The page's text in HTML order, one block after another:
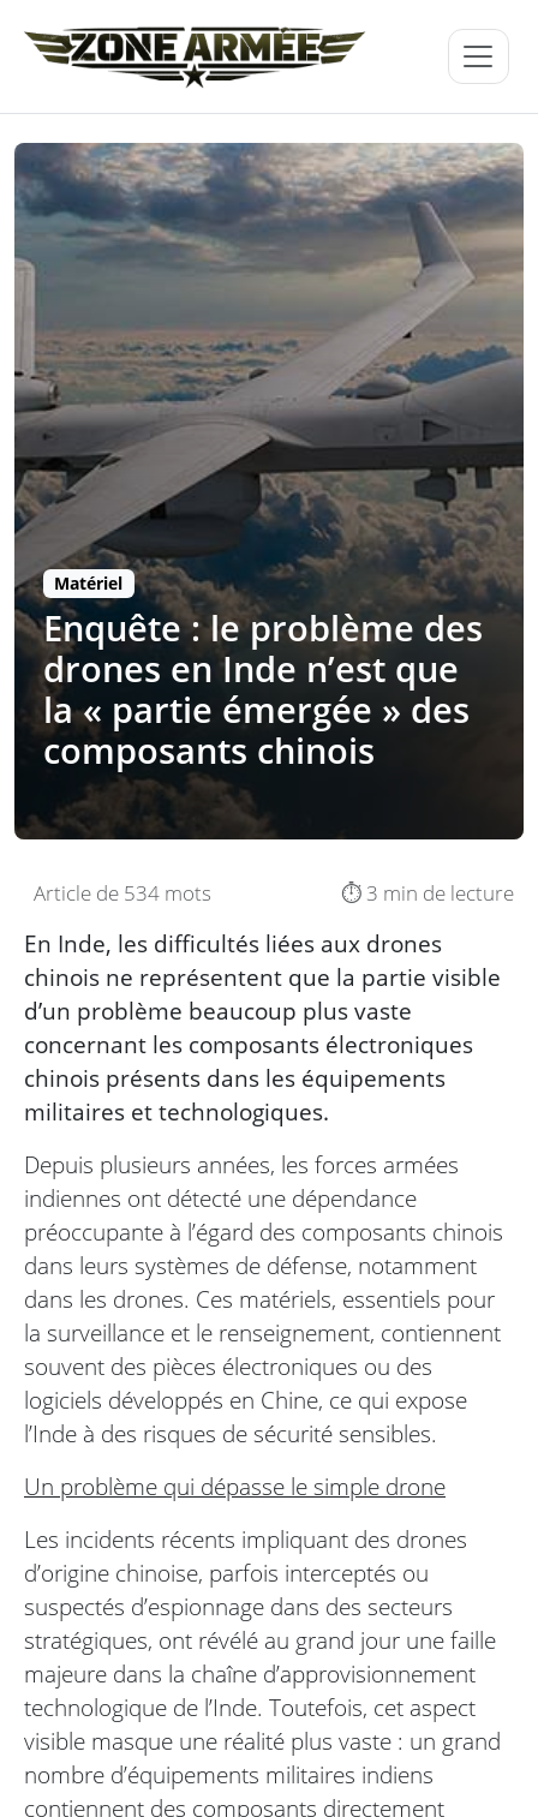
Matériel
Enquête : le problème des
drones en Inde n’est que
la « partie émergée » des
composants chinois
Article de 534 mots ⏱️ 3 min de lecture
En Inde, les difficultés liées aux drones
chinois ne représentent que la partie visible
d’un problème beaucoup plus vaste
concernant les composants électroniques
chinois présents dans les équipements
militaires et technologiques.
Depuis plusieurs années, les forces armées
indiennes ont détecté une dépendance
préoccupante à l’égard des composants chinois
dans leurs systèmes de défense, notamment
dans les drones. Ces matériels, essentiels pour
la surveillance et le renseignement, contiennent
souvent des pièces électroniques ou des
logiciels développés en Chine, ce qui expose
l’Inde à des risques de sécurité sensibles.
Un problème qui dépasse le simple drone
Les incidents récents impliquant des drones
d’origine chinoise, parfois interceptés ou
suspectés d’espionnage dans des secteurs
stratégiques, ont révélé au grand jour une faille
majeure dans la chaîne d’approvisionnement
technologique de l’Inde. Toutefois, cet aspect
visible masque une réalité plus vaste : un grand
nombre d’équipements militaires indiens
contiennent des composants directement